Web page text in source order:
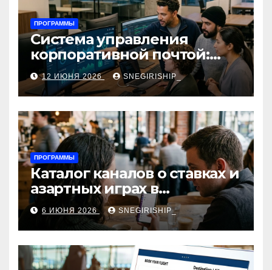
ПРОГРАММЫ
Система управления
корпоративной почтой:
функции, безопасность и
интеграция
12 ИЮНЯ 2026 SNEGIRISHIP_
ПРОГРАММЫ
Каталог каналов о ставках и
азартных играх в
мессенджерах
6 ИЮНЯ 2026 SNEGIRISHIP_